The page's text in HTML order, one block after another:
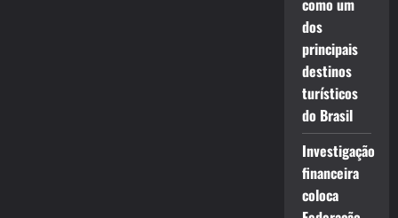
como um
dos
principais
destinos
turísticos
do Brasil
Investigação
financeira
coloca